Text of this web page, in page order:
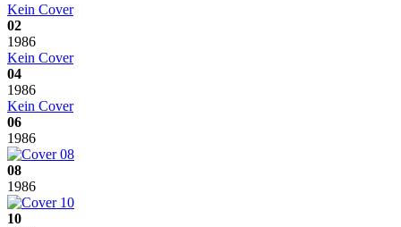
Kein Cover
02
1986
Kein Cover
04
1986
Kein Cover
06
1986
08
1986
10